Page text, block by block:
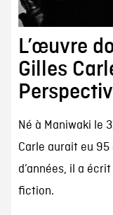
L’œuvre
Gilles
Né à Maniwaki le
Carle aurait eu
d’années, il a
fiction.